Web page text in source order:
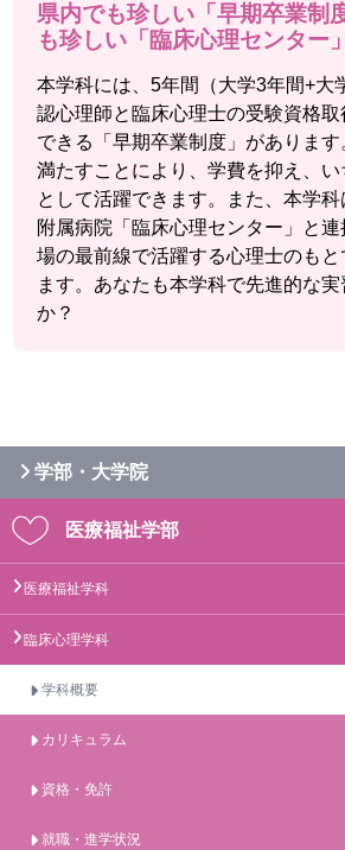
県内でも珍しい「早期卒業制
も珍しい「臨床心理センター
本学科には、5年間（大学3年間+大
認心理師と臨床心理士の受験資格
できる「早期卒業制度」がありま
満たすことにより、学費を抑え、
として活躍できます。また、本学
附属病院「臨床心理センター」と
場の最前線で活躍する心理士のも
ます。あなたも本学科で先進的な
か？
学部・大学院
医療福祉学部
医療福祉学科
臨床心理学科
学科概要
カリキュラム
資格・免許
就職・進学状況